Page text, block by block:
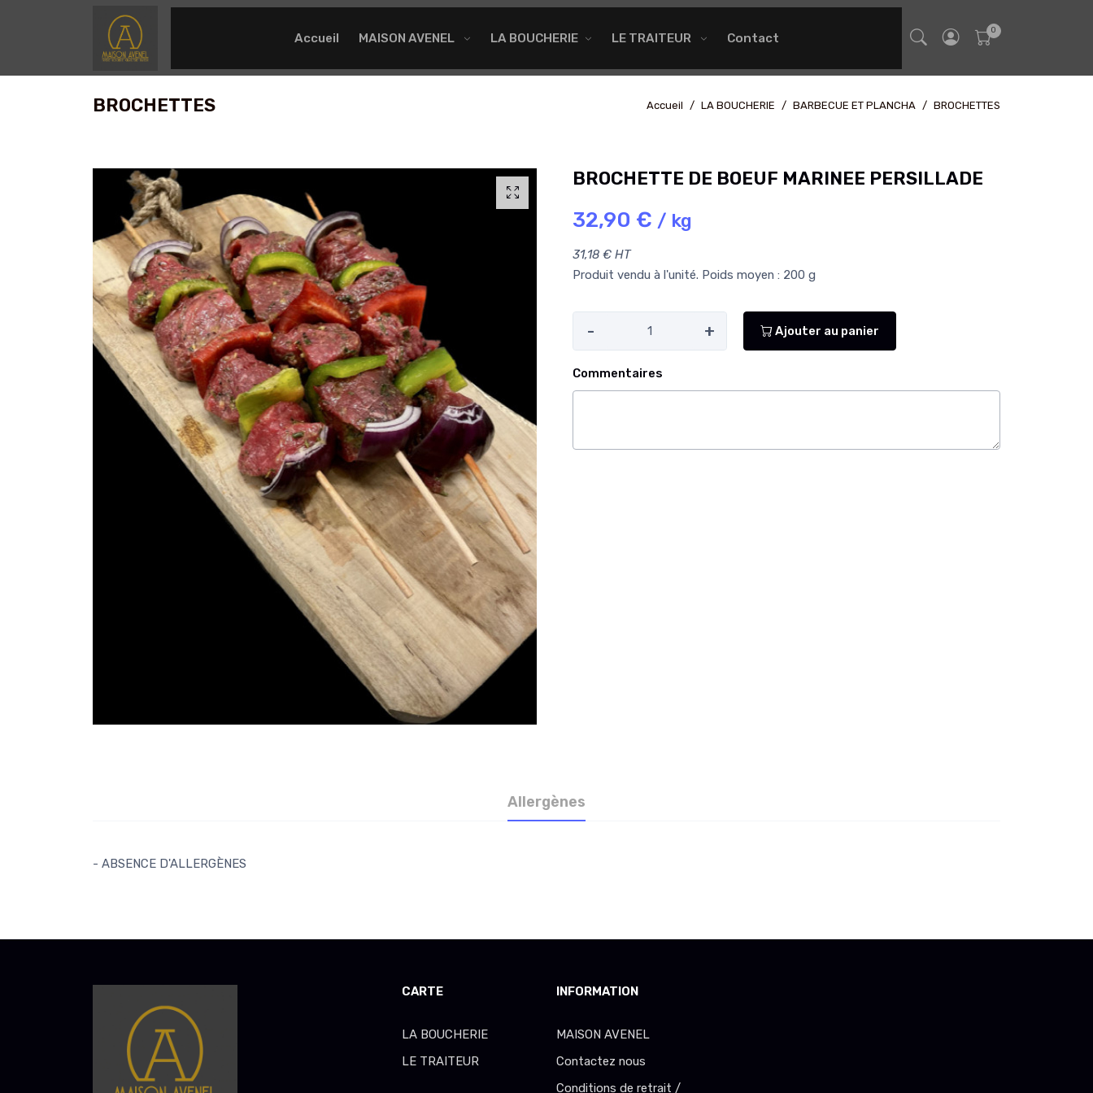
Accueil MAISON AVENEL LA BOUCHERIE LE TRAITEUR Contact
BROCHETTES Accueil LA BOUCHERIE BARBECUE ET PLANCHA BROCHETTES
BROCHETTE DE BOEUF MARINEE PERSILLADE
32,90 € / kg
31,18 € HT
Produit vendu à l'unité. Poids moyen : 200 g
- + Ajouter au panier
Commentaires
Allergènes
- ABSENCE D'ALLERGÈNES
CARTE
LA BOUCHERIE
LE TRAITEUR
INFORMATION
MAISON AVENEL
Contactez nous
Conditions de retrait /